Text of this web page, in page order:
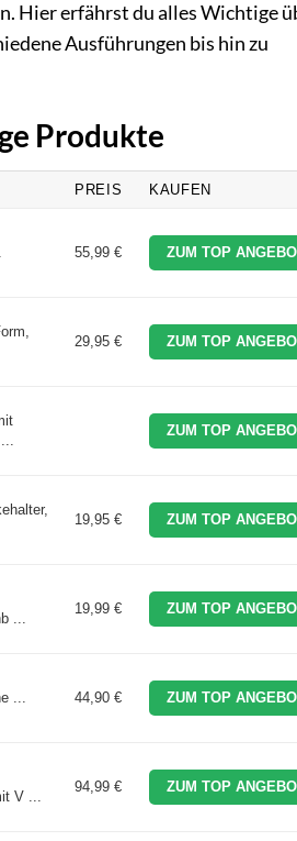
Hier erfährst du alles Wichtige
Ausführungen bis hin zu
Produkte
PREIS KAUFEN
55,99 € ZUM TOP
29,95 € ZUM TOP
ZUM TOP
19,95 € ZUM TOP
...
19,99 € ZUM TOP
... 44,90 € ZUM TOP
V ...
94,99 € ZUM TOP